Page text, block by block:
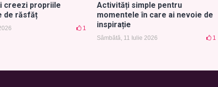
creezi propriile
de răsfăț
1
Activități simple pentru
momentele în care ai nevoie de
inspirație
Sâmbătă, 11 Iulie 2026 1